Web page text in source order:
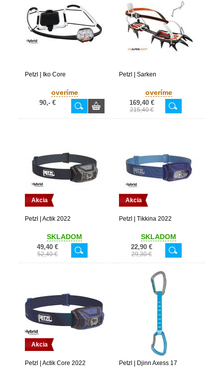
Petzl | Iko Core
overíme
90,- €
Petzl | Sarken
overíme
169,40 €
215,40 €
Akcia
Petzl | Actik 2022
SKLADOM
49,40 €
52,40 €
Akcia
Petzl | Tikkina 2022
SKLADOM
22,90 €
29,30 €
Akcia
Petzl | Actik Core 2022 Petzl | Djinn Axess 17